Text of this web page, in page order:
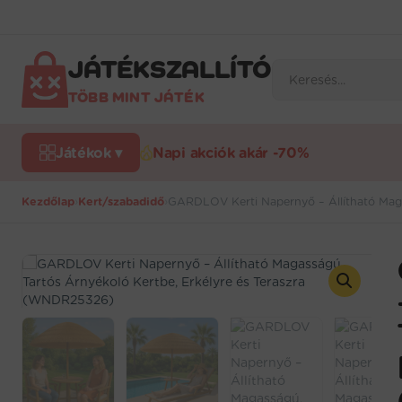
JÁTÉKSZALLÍTÓ
TÖBB MINT JÁTÉK
search
Játékok ▾ Napi akciók akár -70%
Kezdőlap Kert/szabadidő GARDLOV Kerti Napernyő – Állítható